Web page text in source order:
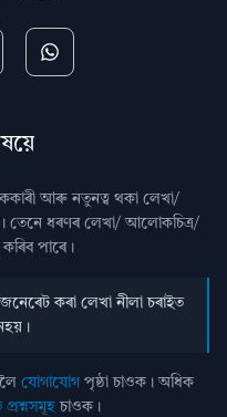
আৰু নতুনত্ব থকা লেখা/
তেনে ধৰণৰ লেখা/ আলোকচিত্ৰ/
পাৰে।
কৰা লেখা নীলা চৰাইত
যোগাযোগ পৃষ্ঠা চাওক। অধিক
প্ৰশ্নসমূহচাওক।